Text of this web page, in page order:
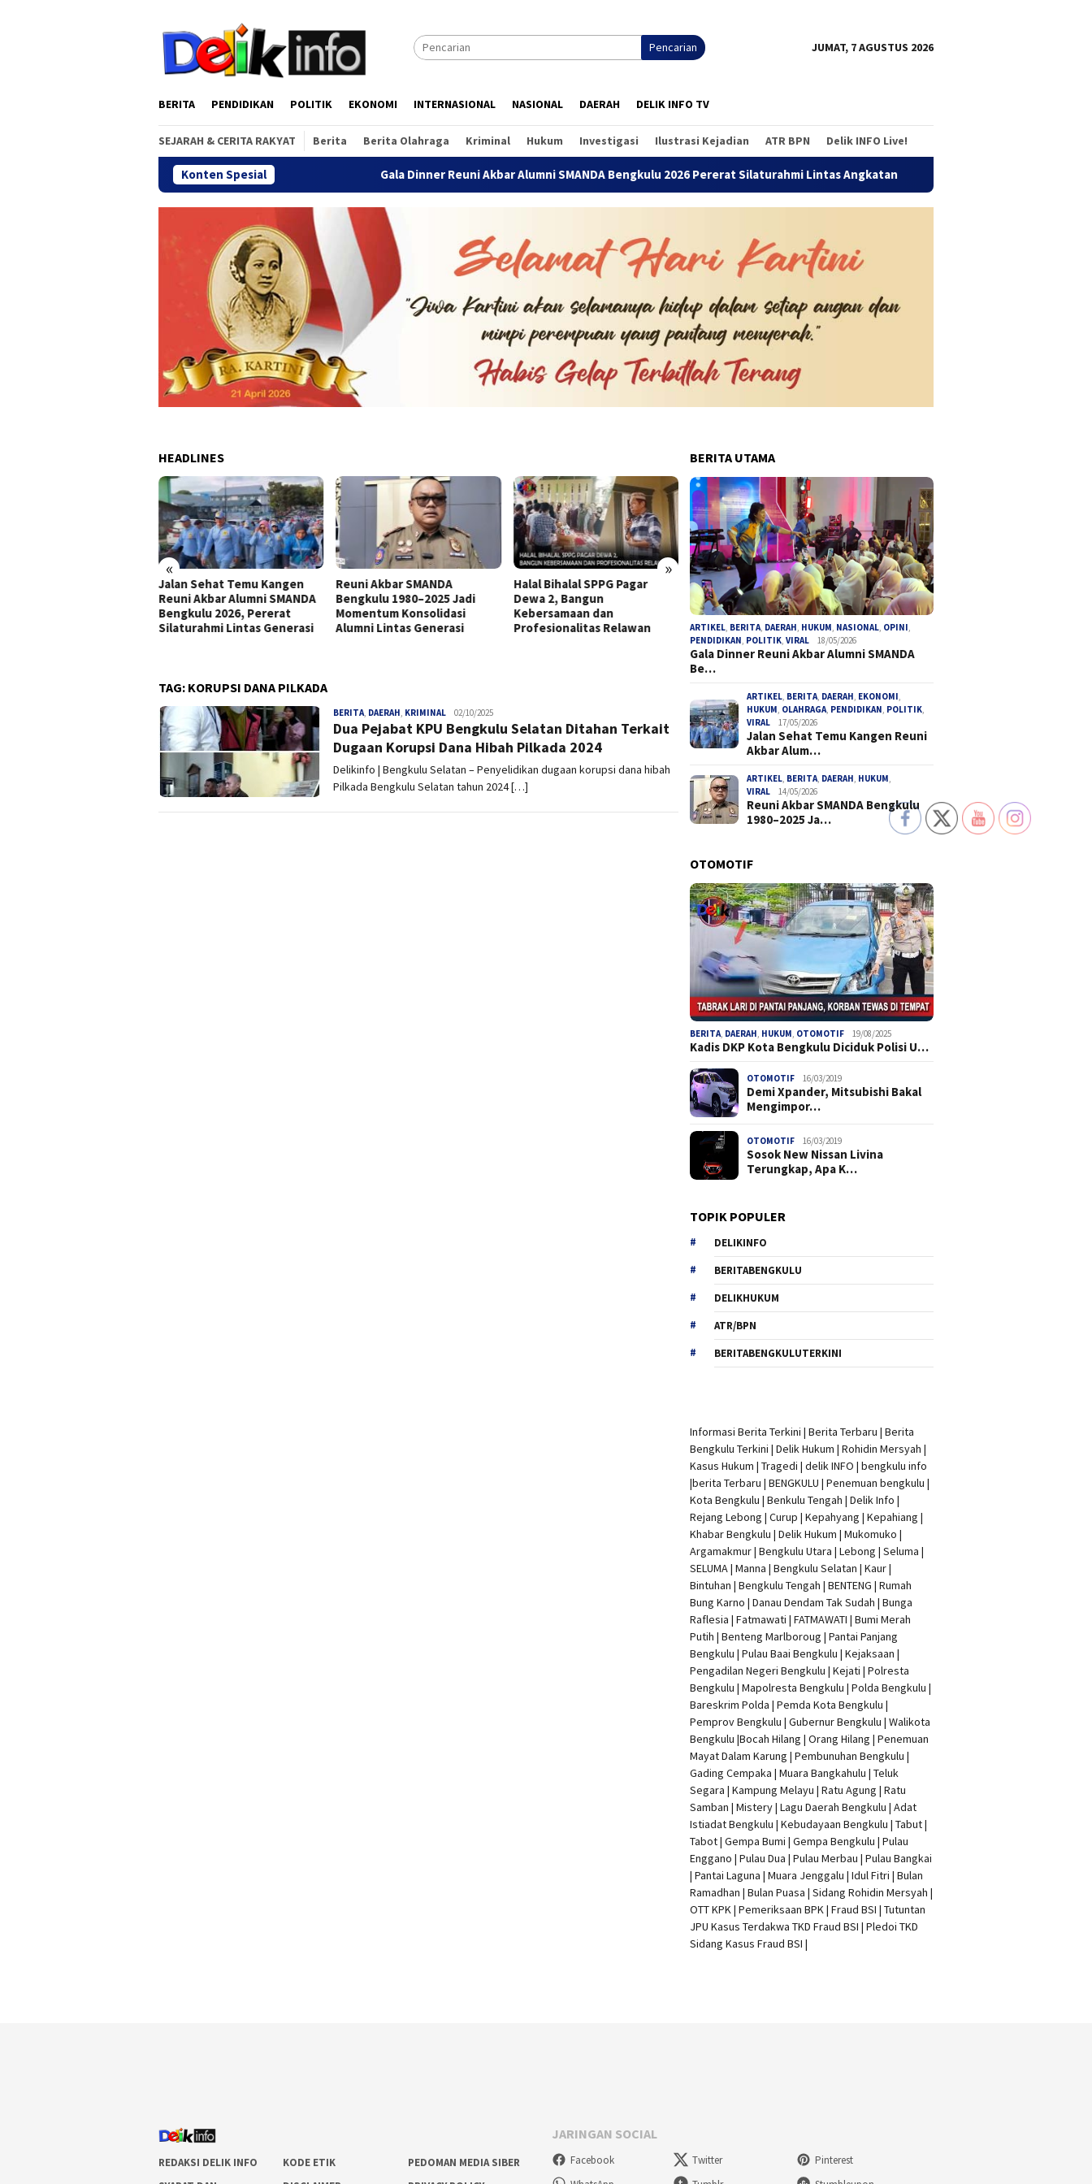
Pencarian JUMAT, 7 AGUSTUS 2026
BERITA PENDIDIKAN POLITIK EKONOMI INTERNASIONAL NASIONAL DAERAH DELIK INFO TV
SEJARAH & CERITA RAKYAT Berita Berita Olahraga Kriminal Hukum Investigasi Ilustrasi Kejadian ATR BPN Delik INFO Live!
Konten Spesial Gala Dinner Reuni Akbar Alumni SMANDA Bengkulu 2026 Pererat Silaturahmi Lintas Angkatan Jalan Sehat Temu Kangen Reuni
HEADLINES
« »
Jalan Sehat Temu Kangen
Reuni Akbar Alumni SMANDA
Bengkulu 2026, Pererat
Silaturahmi Lintas Generasi
Reuni Akbar SMANDA
Bengkulu 1980–2025 Jadi
Momentum Konsolidasi
Alumni Lintas Generasi
Halal Bihalal SPPG Pagar
Dewa 2, Bangun
Kebersamaan dan
Profesionalitas Relawan
SK Tanpa Prosedur, Mantan
Bupati Bengkulu Utara Jadi
Tersangka Korupsi Tambang
Koperasi Hadir di Bumi Ayu 8:
Warga RW 06 Mantapkan
Langkah Menuju Ekonomi
Mandiri
TAG: KORUPSI DANA PILKADA
BERITA, DAERAH, KRIMINAL admin
02/10/2025
Dua Pejabat KPU Bengkulu Selatan Ditahan Terkait
Dugaan Korupsi Dana Hibah Pilkada 2024
Delikinfo | Bengkulu Selatan – Penyelidikan dugaan korupsi dana hibah
Pilkada Bengkulu Selatan tahun 2024 […]
BERITA UTAMA
ARTIKEL BERITA DAERAH HUKUM NASIONAL OPINI
PENDIDIKAN POLITIK ,VIRAL 18/05/2026
Gala Dinner Reuni Akbar Alumni SMANDA
Be…
ARTIKEL BERITA DAERAH EKONOMI
HUKUM OLAHRAGA PENDIDIKAN POLITIK
VIRAL
17/05/2026
Jalan Sehat Temu Kangen Reuni
Akbar Alum…
ARTIKEL BERITA DAERAH HUKUM
VIRAL
14/05/2026
Reuni Akbar SMANDA Bengkulu
1980–2025 Ja…
OTOMOTIF
BERITA DAERAH HUKUM OTOMOTIF 19/08/2025
Kadis DKP Kota Bengkulu Diciduk Polisi U…
OTOMOTIF 16/03/2019
Demi Xpander, Mitsubishi Bakal
Mengimpor…
OTOMOTIF 16/03/2019
Sosok New Nissan Livina
Terungkap, Apa K…
TOPIK POPULER
DELIKINFO
BERITABENGKULU
DELIKHUKUM
ATR/BPN
BERITABENGKULUTERKINI
Informasi Berita Terkini |Berita Terbaru |Berita
Bengkulu Terkini |Delik Hukum |Rohidin Mersyah |
Kasus Hukum |Tragedi | delik INFO |bengkulu info
|berita Terbaru | BENGKULU |Penemuan bengkulu |
Kota Bengkulu | Benkulu Tengah |Delik Info |
Rejang Lebong | Curup | Kepahyang | Kepahiang |
Khabar Bengkulu |Delik Hukum | Mukomuko |
Argamakmur | Bengkulu Utara | Lebong | Seluma |
SELUMA | Manna | Bengkulu Selatan | Kaur |
Bintuhan | Bengkulu Tengah | BENTENG | Rumah
Bung Karno | Danau Dendam Tak Sudah | Bunga
Raflesia | Fatmawati | FATMAWATI | Bumi Merah
Putih | Benteng Marlboroug | Pantai Panjang
Bengkulu | Pulau Baai Bengkulu | Kejaksaan |
Pengadilan Negeri Bengkulu | Kejati |Polresta
Bengkulu |Mapolresta Bengkulu | Polda Bengkulu |
Bareskrim Polda | Pemda Kota Bengkulu |
Pemprov Bengkulu |Gubernur Bengkulu | Walikota
Bengkulu |Bocah Hilang | Orang Hilang |Penemuan
Mayat Dalam Karung |Pembunuhan Bengkulu |
Gading Cempaka | Muara Bangkahulu | Teluk
Segara | Kampung Melayu | Ratu Agung | Ratu
Samban | Mistery | Lagu Daerah Bengkulu | Adat
Istiadat Bengkulu | Kebudayaan Bengkulu | Tabut |
Tabot | Gempa Bumi | Gempa Bengkulu |Pulau
Enggano | Pulau Dua | Pulau Merbau | Pulau Bangkai
| Pantai Laguna | Muara Jenggalu | Idul Fitri | Bulan
Ramadhan | Bulan Puasa |Sidang Rohidin Mersyah |
OTT KPK | Pemeriksaan BPK | Fraud BSI |Tutuntan
JPU Kasus Terdakwa TKD Fraud BSI |Pledoi TKD
Sidang Kasus Fraud BSI |
REDAKSI DELIK INFO KODE ETIK
PEDOMAN MEDIA SIBER
JARINGAN SOCIAL
Facebook Twitter
Pinterest